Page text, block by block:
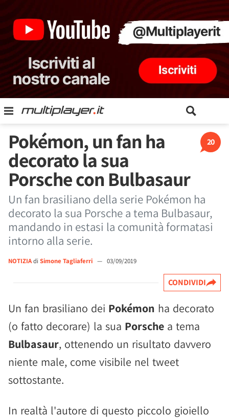
20
Pokémon, un fan ha
decorato la sua
Porsche con Bulbasaur
Un fan brasiliano della serie Pokémon ha
decorato la sua Porsche a tema Bulbasaur,
mandando in estasi la comunità formatasi
intorno alla serie.
NOTIZIAdi Simone Tagliaferri — 03/09/2019
CONDIVIDI
Un fan brasiliano dei Pokémon ha decorato
(o fatto decorare) la sua Porsche a tema
Bulbasaur, ottenendo un risultato davvero
niente male, come visibile nel tweet
sottostante.
In realtà l'autore di questo piccolo gioiello